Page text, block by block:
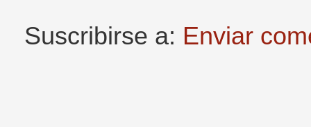
Suscribirse a: Enviar